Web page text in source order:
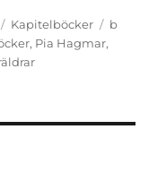
Kategorier
Kapitelböcker Etiketter
b
, Pia Hagmar,